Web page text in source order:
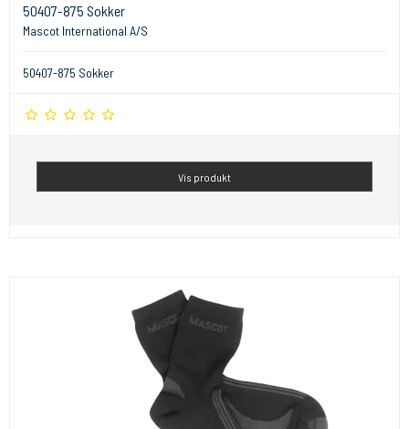
50407-875 Sokker
Mascot International A/S
50407-875 Sokker
Vis produkt